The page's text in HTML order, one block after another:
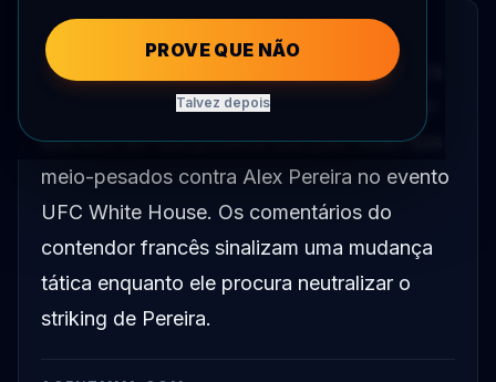
Ciryl Gane afirmou que está preparado para
implementar um plano de jogo baseado em
luta livre em sua próxima luta pelo título dos
meio-pesados contra Alex Pereira no evento
UFC White House. Os comentários do
contendor francês sinalizam uma mudança
tática enquanto ele procura neutralizar o
striking de Pereira.
PROVE QUE NÃO
Talvez depois